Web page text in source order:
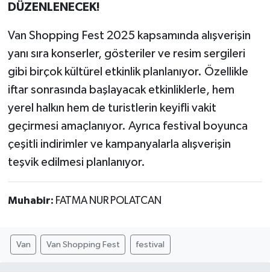
DÜZENLENECEK!
Van Shopping Fest 2025 kapsamında alışverişin
yanı sıra konserler, gösteriler ve resim sergileri
gibi birçok kültürel etkinlik planlanıyor. Özellikle
iftar sonrasında başlayacak etkinliklerle, hem
yerel halkın hem de turistlerin keyifli vakit
geçirmesi amaçlanıyor. Ayrıca festival boyunca
çeşitli indirimler ve kampanyalarla alışverişin
teşvik edilmesi planlanıyor.
Muhabir: FATMA NUR POLATCAN
Van Van Shopping Fest festival